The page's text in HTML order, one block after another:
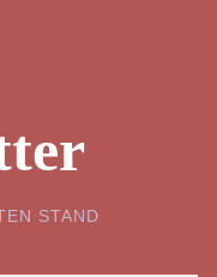
STAND